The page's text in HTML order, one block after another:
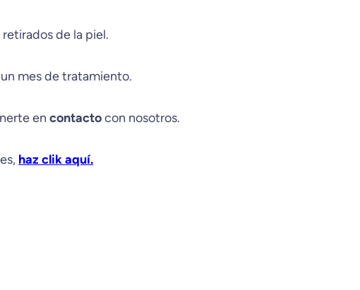
de la piel.
mes de tratamiento.
en contactocon nosotros.
haz clik aquí.